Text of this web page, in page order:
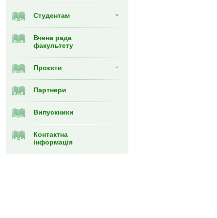
Студентам
Вчена рада
факультету
Проєкти
Партнери
Випускники
Контактна
інформація